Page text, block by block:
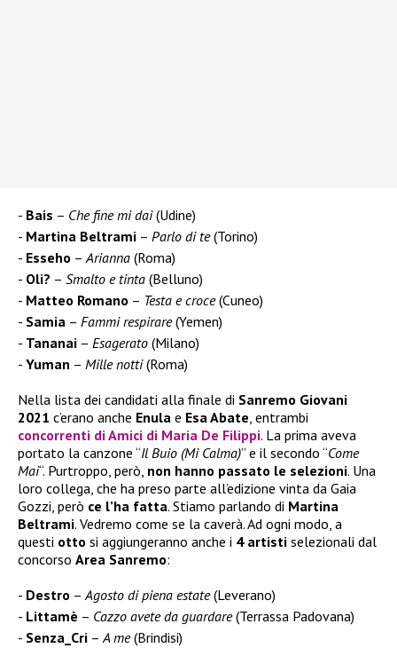
Bais – Che fine mi dai(Udine)
Martina Beltrami – Parlo di te(Torino)
Esseho –Arianna (Roma)
Oli? – Smalto e tinta (Belluno)
Matteo Romano – Testa e croce(Cuneo)
Samia – Fammi respirare(Yemen)
Tananai – Esagerato (Milano)
Yuman – Mille notti(Roma)
Nella lista dei candidati alla finale di Sanremo Giovani
2021 c’erano anche Enula e Esa Abate, entrambi
concorrenti di Amici di Maria De Filippi. La prima aveva
portato la canzone “Il Buio (Mi Calma)” e il secondo “Come
Mai“. Purtroppo, però, non hanno passato le selezioni. Una
loro collega, che ha preso parte all’edizione vinta da Gaia
Gozzi, però ce l’ha fatta. Stiamo parlando di Martina
Beltrami. Vedremo come se la caverà. Ad ogni modo, a
questi otto si aggiungeranno anche i 4 artisti selezionali dal
concorso Area Sanremo:
Destro –Agosto di piena estate(Leverano)
Littamè – Cazzo avete da guardare(Terrassa Padovana)
Senza_Cri –A me(Brindisi)